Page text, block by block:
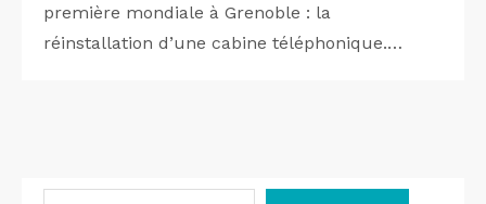
première mondiale à Grenoble : la
réinstallation d’une cabine téléphonique.…